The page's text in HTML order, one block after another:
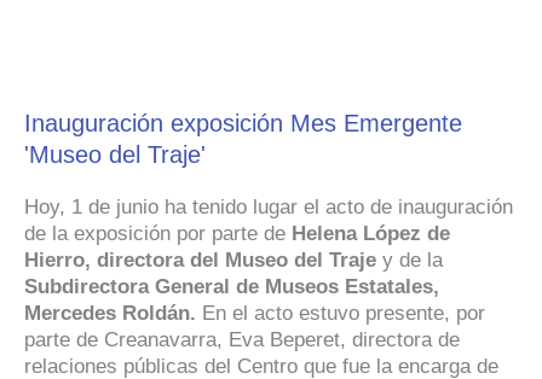
Inauguración exposición Mes Emergente
'Museo del Traje'
Hoy, 1 de junio ha tenido lugar el acto de inauguración
de la exposición por parte de Helena López de
Hierro, directora del Museo del Traje y de la
Subdirectora General de Museos Estatales,
Mercedes Roldán. En el acto estuvo presente, por
parte de Creanavarra, Eva Beperet, directora de
relaciones públicas del Centro que fue la encarga de